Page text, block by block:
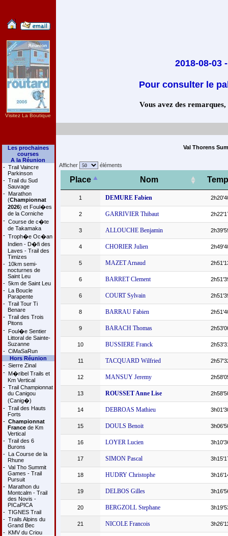
Visitez La Boutique
Les prochaines
courses
A la Réunion
- Trail Vaincre
Parkinson
- Trail du Sud
Sauvage
- Marathon
(Championnat
2026) et Foul�es
de la Corniche
- Course de c�te
de Takamaka
- Troph�e Oc�an
Indien - D�fi des
Laves - Trail des
Timizes
- 10km semi-
nocturnes de
Saint Leu
- 5km de Saint Leu
- La Boucle
Parapente
- Trail Tour Ti
Benare
- Trail des Trois
Pitons
- Foul�e Sentier
Littoral de Sainte-
Suzanne
- CiMaSaRun
Hors Réunion
- Sierre Zinal
- M�ribel Trails et
Km Vertical
- Trail Championnat
du Canigou
(Canig�)
- Trail des Hauts
Forts
- Championnat
Francede Km
Vertical
- Trail des 6
Burons
- La Course de la
Rhune
- Val Tho Summit
Games - Trail
Pursuit
- Marathon du
Montcalm - Trail
des Novis -
PICaPICA
- TIGNES Trail
- Trails Alpins du
Grand Bec
- KMV du Criou
2018-08-03
Pour consulter le
Vous avez des
Val Thorens
Afficher éléments
Place Nom
1 DEMURE Fabien
2 GARRIVIER Thibaut
3 ALLOUCHE Benjamin
4 CHORIER Julien
5 MAZET Arnaud
6 BARRET Clement
6 COURT Sylvain
8 BARRAU Fabien
9 BARACH Thomas
10 BUSSIERE Franck
11 TACQUARD Wilfried
12 MANSUY Jeremy
13 ROUSSET Anne Lise
14 DEBROAS Mathieu
15 DOULS Benoit
16 LOYER Lucien
17 SIMON Pascal
18 HUDRY Christophe
19 DELBOS Gilles
20 BERGZOLL Stephane
21 NICOLE Francois